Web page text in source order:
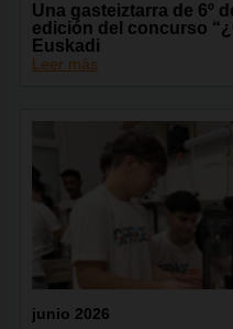
Una gasteiztarra de 6º
edición del concurso
Euskadi
Leer más
junio 2026